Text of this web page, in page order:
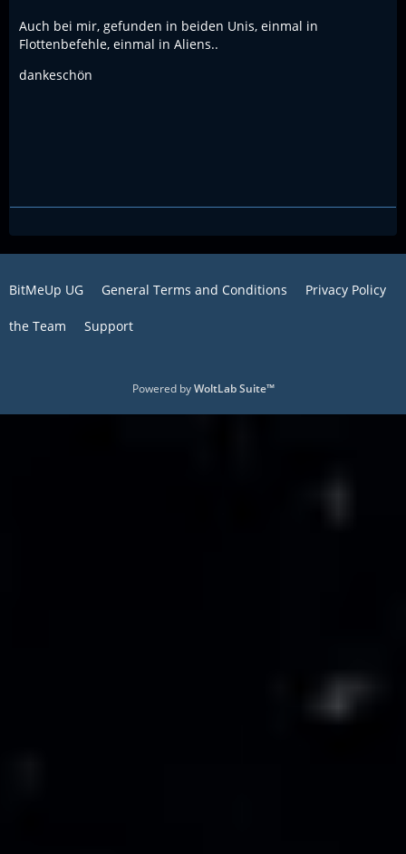
Auch bei mir, gefunden in beiden Unis, einmal in
Flottenbefehle, einmal in Aliens..
dankeschön
BitMeUp UG General Terms and Conditions Privacy Policy
the Team Support
Powered byWoltLab Suite™